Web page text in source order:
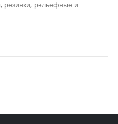
резинки, рельефные и